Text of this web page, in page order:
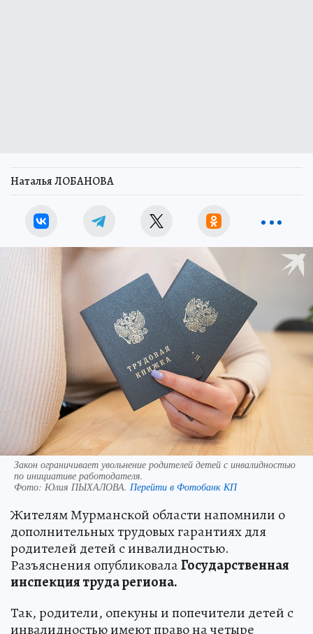
Наталья ЛОБАНОВА
Закон ограничивает увольнение родителей детей с инвалидностью
по инициативе работодателя.
Фото: Юлия ПЫХАЛОВА. Перейти в Фотобанк КП
Жителям Мурманской области напомнили о
дополнительных трудовых гарантиях для
родителей детей с инвалидностью.
Разъяснения опубликовалаГосударственная
инспекция труда региона.
Так, родители, опекуны и попечители детей с
инвалидностью имеют право на четыре